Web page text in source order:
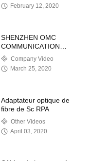
February 12, 2020
SHENZHEN OMC
COMMUNICATION
CO.LIMITÉE
Company Video
March 25, 2020
Adaptateur optique de
fibre de Sc RPA
Other Videos
April 03, 2020